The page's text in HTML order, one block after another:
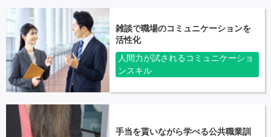
雑談で職場のコミュニケーションを
活性化
人間力が試されるコミュニケーショ
ンスキル
手当を貰いながら学べる公共職業訓